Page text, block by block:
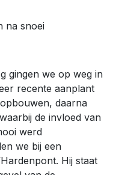
na snoei
gingen we op weg in
recente aanplant
daarna
de invloed van
werd
we bij een
Hij staat